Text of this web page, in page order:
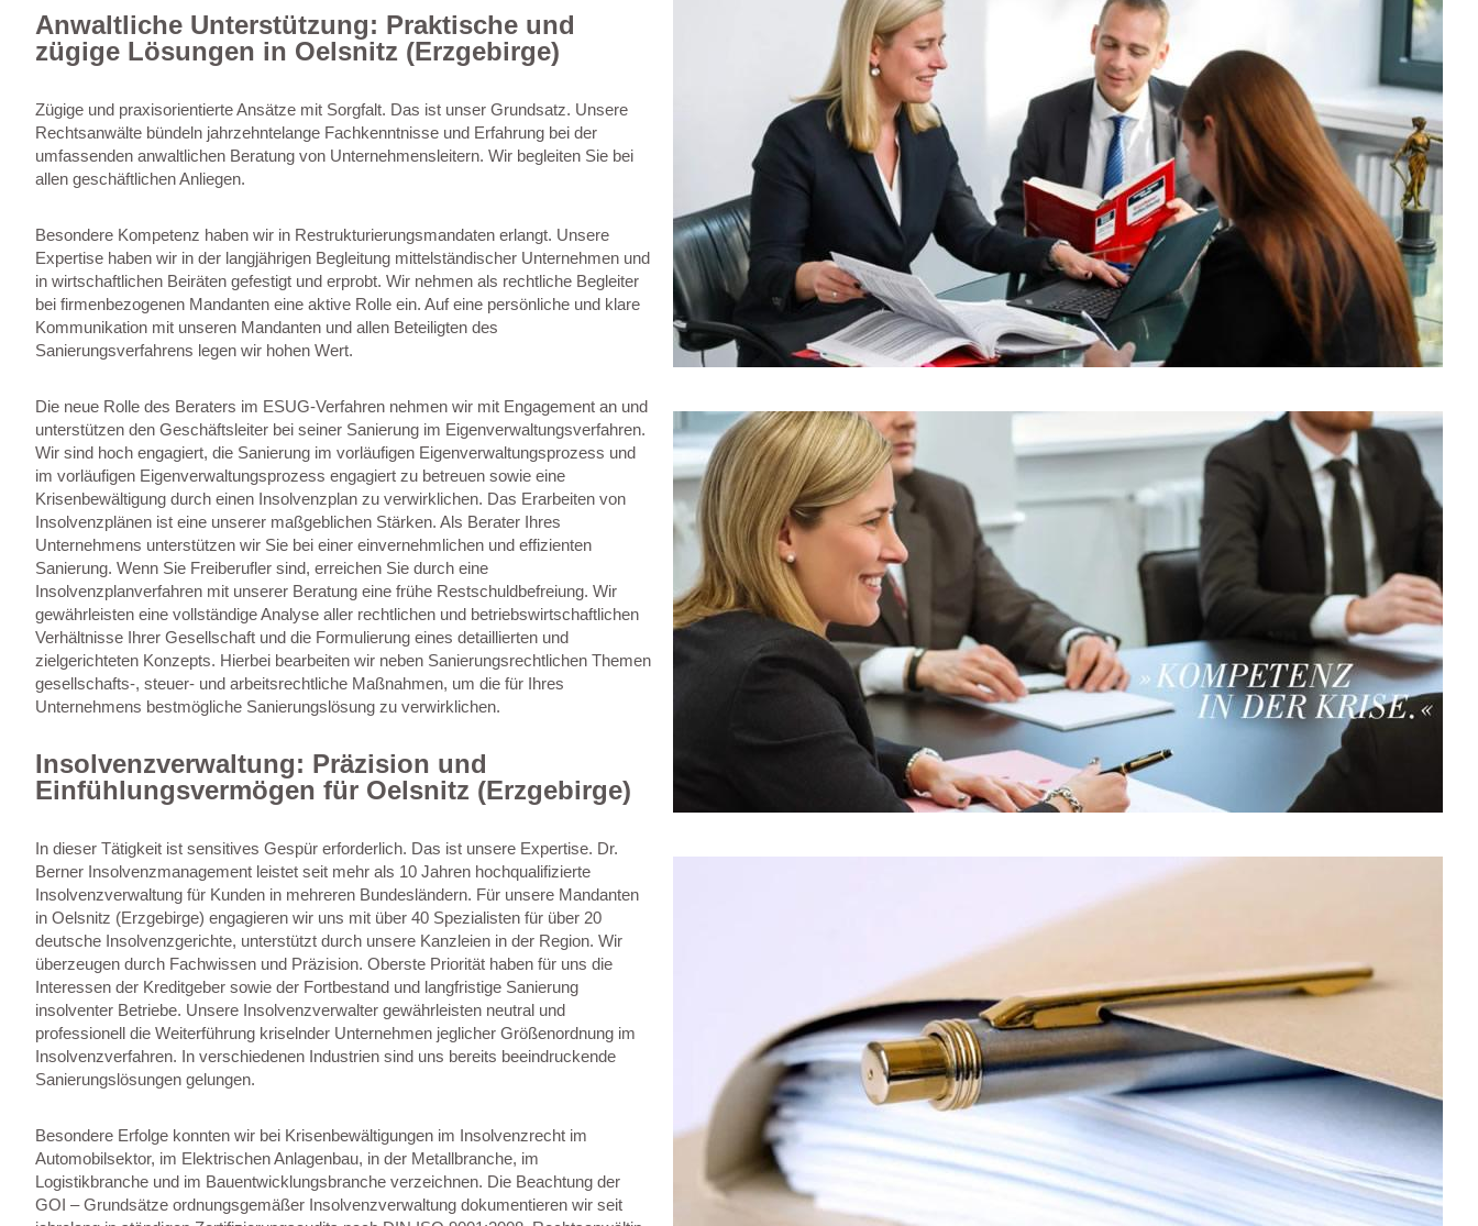
Anwaltliche Unterstützung: Praktische und
zügige Lösungen in Oelsnitz (Erzgebirge)
Zügige und praxisorientierte Ansätze mit Sorgfalt. Das ist unser Grundsatz. Unsere
Rechtsanwälte bündeln jahrzehntelange Fachkenntnisse und Erfahrung bei der
umfassenden anwaltlichen Beratung von Unternehmensleitern. Wir begleiten Sie bei
allen geschäftlichen Anliegen.
Besondere Kompetenz haben wir in Restrukturierungsmandaten erlangt. Unsere
Expertise haben wir in der langjährigen Begleitung mittelständischer Unternehmen und
in wirtschaftlichen Beiräten gefestigt und erprobt. Wir nehmen als rechtliche Begleiter
bei firmenbezogenen Mandanten eine aktive Rolle ein. Auf eine persönliche und klare
Kommunikation mit unseren Mandanten und allen Beteiligten des
Sanierungsverfahrens legen wir hohen Wert.
Die neue Rolle des Beraters im ESUG-Verfahren nehmen wir mit Engagement an und
unterstützen den Geschäftsleiter bei seiner Sanierung im Eigenverwaltungsverfahren.
Wir sind hoch engagiert, die Sanierung im vorläufigen Eigenverwaltungsprozess und
im vorläufigen Eigenverwaltungsprozess engagiert zu betreuen sowie eine
Krisenbewältigung durch einen Insolvenzplan zu verwirklichen. Das Erarbeiten von
Insolvenzplänen ist eine unserer maßgeblichen Stärken. Als Berater Ihres
Unternehmens unterstützen wir Sie bei einer einvernehmlichen und effizienten
Sanierung. Wenn Sie Freiberufler sind, erreichen Sie durch eine
Insolvenzplanverfahren mit unserer Beratung eine frühe Restschuldbefreiung. Wir
gewährleisten eine vollständige Analyse aller rechtlichen und betriebswirtschaftlichen
Verhältnisse Ihrer Gesellschaft und die Formulierung eines detaillierten und
zielgerichteten Konzepts. Hierbei bearbeiten wir neben Sanierungsrechtlichen Themen
gesellschafts-, steuer- und arbeitsrechtliche Maßnahmen, um die für Ihres
Unternehmens bestmögliche Sanierungslösung zu verwirklichen.
Insolvenzverwaltung: Präzision und
Einfühlungsvermögen für Oelsnitz (Erzgebirge)
In dieser Tätigkeit ist sensitives Gespür erforderlich. Das ist unsere Expertise. Dr.
Berner Insolvenzmanagement leistet seit mehr als 10 Jahren hochqualifizierte
Insolvenzverwaltung für Kunden in mehreren Bundesländern. Für unsere Mandanten
in Oelsnitz (Erzgebirge) engagieren wir uns mit über 40 Spezialisten für über 20
deutsche Insolvenzgerichte, unterstützt durch unsere Kanzleien in der Region. Wir
überzeugen durch Fachwissen und Präzision. Oberste Priorität haben für uns die
Interessen der Kreditgeber sowie der Fortbestand und langfristige Sanierung
insolventer Betriebe. Unsere Insolvenzverwalter gewährleisten neutral und
professionell die Weiterführung kriselnder Unternehmen jeglicher Größenordnung im
Insolvenzverfahren. In verschiedenen Industrien sind uns bereits beeindruckende
Sanierungslösungen gelungen.
Besondere Erfolge konnten wir bei Krisenbewältigungen im Insolvenzrecht im
Automobilsektor, im Elektrischen Anlagenbau, in der Metallbranche, im
Logistikbranche und im Bauentwicklungsbranche verzeichnen. Die Beachtung der
GOI – Grundsätze ordnungsgemäßer Insolvenzverwaltung dokumentieren wir seit